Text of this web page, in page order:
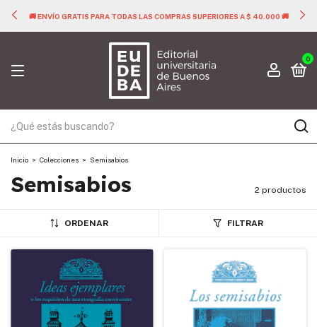
🚚 ENVÍO GRATIS PARA TODAS LAS COMPRAS SUPERIORES A $ 40.000 🚚
0
Inicio > Colecciones > Semisabios
Semisabios 2 productos
ORDENAR FILTRAR